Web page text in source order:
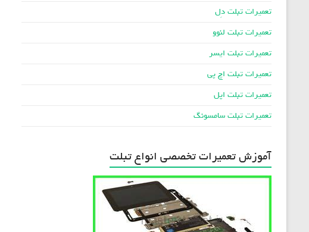
تعمیرات تبلت دِل
تعمیرات تبلت لنوو
تعمیرات تبلت ایسر
تعمیرات تبلت اچ پی
تعمیرات تبلت اپل
تعمیرات تبلت سامسونگ
آموزش تعمیرات تخصصی انواع تبلت